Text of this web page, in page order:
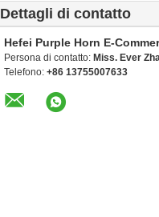
Dettagli di contatto
Hefei Purple Horn E-
Persona di contatto: Miss. Ever
Telefono: +86 13755007633